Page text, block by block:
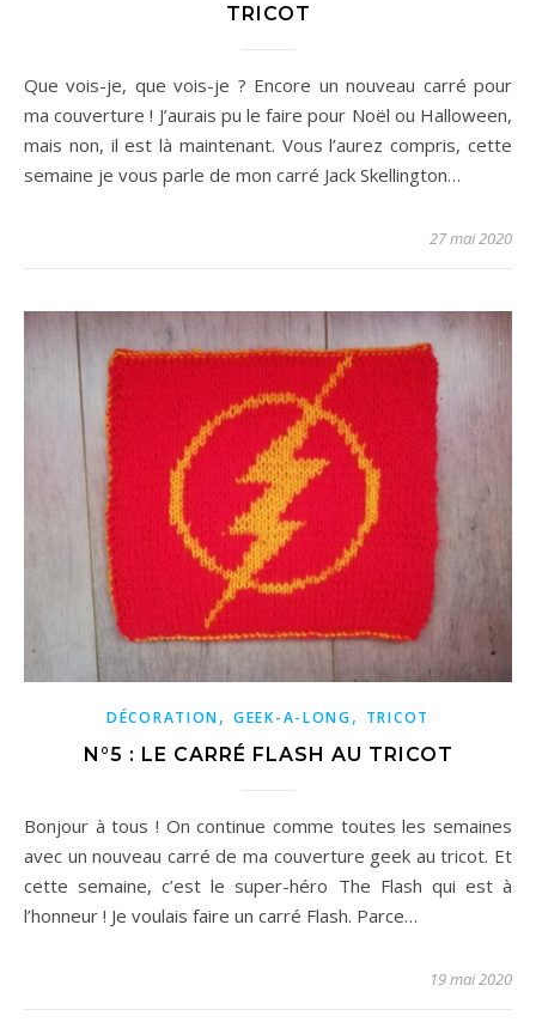
TRICOT
Que vois-je, que vois-je ? Encore un nouveau carré pour
ma couverture ! J’aurais pu le faire pour Noël ou Halloween,
mais non, il est là maintenant. Vous l’aurez compris, cette
semaine je vous parle de mon carré Jack Skellington…
27 mai 2020
DÉCORATION,GEEK-A-LONG, TRICOT
N°5 : LE CARRÉ FLASH AU TRICOT
Bonjour à tous ! On continue comme toutes les semaines
avec un nouveau carré de ma couverture geek au tricot. Et
cette semaine, c’est le super-héro The Flash qui est à
l’honneur ! Je voulais faire un carré Flash. Parce…
19 mai 2020